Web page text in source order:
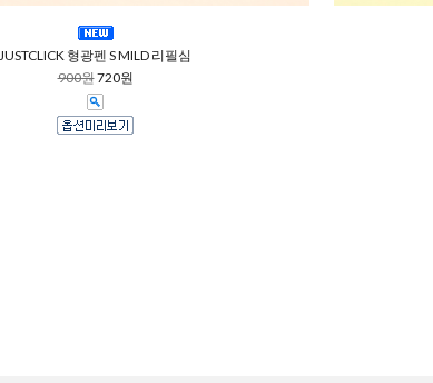
JUSTCLICK 형광펜 S MILD 리필심
900원720원